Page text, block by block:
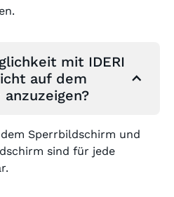
mit IDERI
auf dem
Sperrbildschirm und
sind für jede